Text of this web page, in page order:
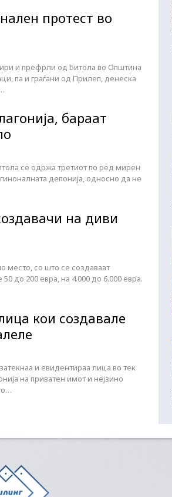
протест во
и префрли од Битола во Општина
па и граѓани од Прилеп, денеска
бараат
се одржа третиот по ред мирен
депонија, односно да не
на диви
место, со што се создаваат
до 200 евра, на 4.000 до 6.000 евра.
кои создавале
и евидентираа лица во тек
на приватен имот и нејзино